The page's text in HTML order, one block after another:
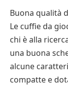
Buona qualità
Le cuffie da
chi è alla
una buona
alcune
compatte e